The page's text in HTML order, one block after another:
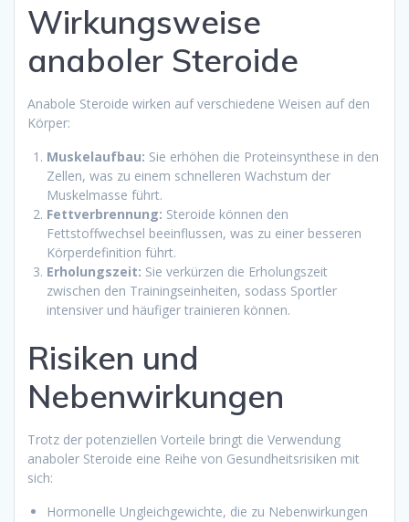
Wirkungsweise
anaboler Steroide
Anabole Steroide wirken auf verschiedene Weisen auf den
Körper:
Muskelaufbau: Sie erhöhen die Proteinsynthese in den
Zellen, was zu einem schnelleren Wachstum der
Muskelmasse führt.
Fettverbrennung: Steroide können den
Fettstoffwechsel beeinflussen, was zu einer besseren
Körperdefinition führt.
Erholungszeit: Sie verkürzen die Erholungszeit
zwischen den Trainingseinheiten, sodass Sportler
intensiver und häufiger trainieren können.
Risiken und
Nebenwirkungen
Trotz der potenziellen Vorteile bringt die Verwendung
anaboler Steroide eine Reihe von Gesundheitsrisiken mit
sich:
Hormonelle Ungleichgewichte, die zu Nebenwirkungen